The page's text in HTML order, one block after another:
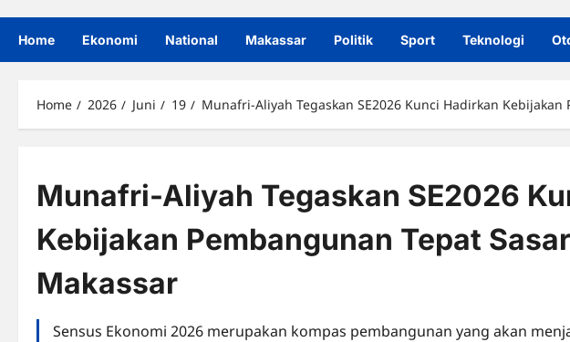
Home Ekonomi National Makassar Politik Sport Teknologi
Home 2026 Juni 19 Munafri-Aliyah Tegaskan SE2026 Kunci Hadirkan
Munafri-Aliyah Tegaskan SE2026
Kebijakan Pembangunan Tepat
Makassar
Sensus Ekonomi 2026 merupakan kompas pembangunan yang akan